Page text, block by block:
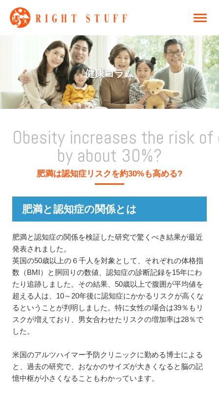
健康コラム
Obesity increases the risk of
by about 30%?
肥満は認知症リスクを約30%も高める?
肥満と認知症の関係とは
肥満と認知症の関係を検証した研究で驚くべき結果が最近
発表されました。
英国の50歳以上の６千人を対象として、それぞれの体格指
数（BMI）と胴回りの数値、認知症の診断記録を15年にわ
たり追跡しました。その結果、50歳以上で腹囲が平均値を
超える人は、10～20年後に認知症にかかるリスクが高くな
るということが判明しました。特に女性の場合は39％もリ
スクが増えており、男女合わせたリスクの増加率は28％で
した。
米国のアルツハイマー予防クリニックに勤める博士による
と、過去の研究で、おなかのサイズが大きくなると脳の記
憶中枢が小さくなることもわかっています。